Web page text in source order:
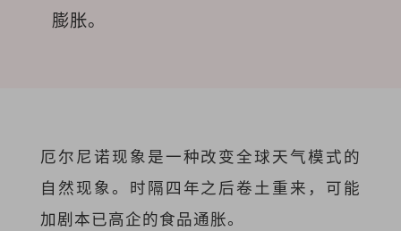
膨胀。
厄尔尼诺现象是一种改变全球天气模式的
自然现象。时隔四年之后卷土重来，可能
加剧本已高企的食品通胀。